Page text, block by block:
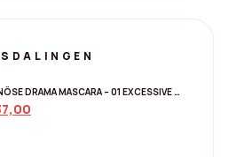
LANCÔME HYPNÔSE DRAMA MASCARA – 01 EXCESSIVE BLACK